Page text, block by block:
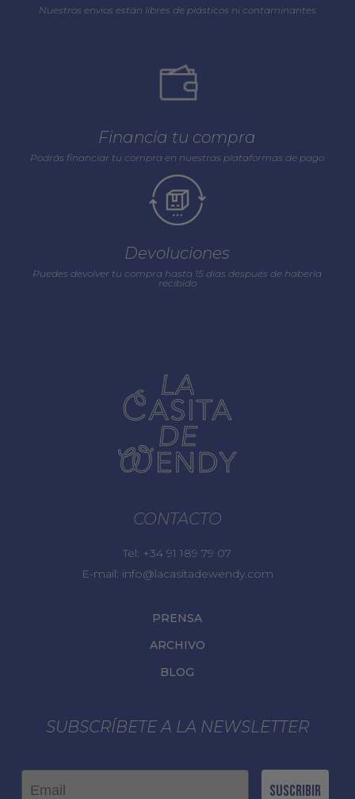
Nuestros envios están libres de plásticos ni contaminantes
Financia tu compra
Podrás financiar tu compra en nuestras plataformas de pago
Devoluciones
Puedes devolver tu compra hasta 15 días después de haberla
recibido
CONTACTO
Tel: +34 91 189 79 07
E-mail: info@lacasitadewendy.com
PRENSA
ARCHIVO
BLOG
SUBSCRÍBETE A LA NEWSLETTER
Email
Suscribir